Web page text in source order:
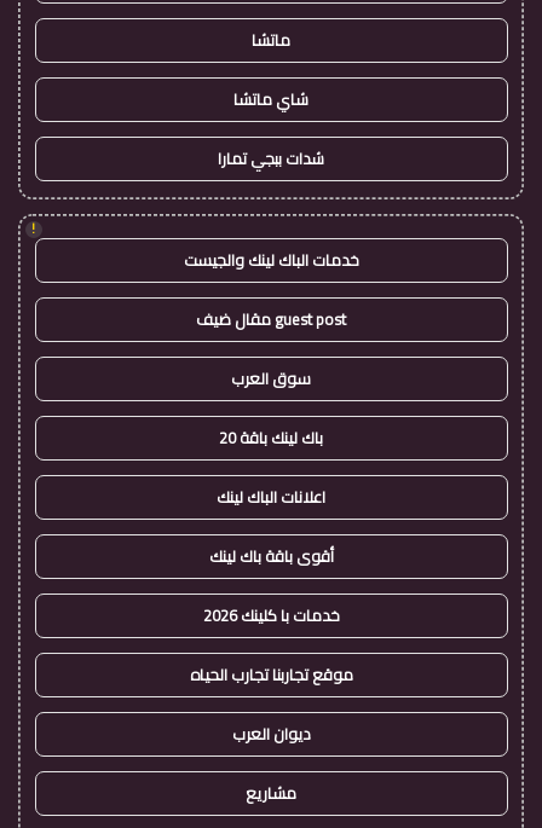
ماتشا
شاي ماتشا
شدات ببجي تمارا
!
خدمات الباك لينك والجيست
guest post مقال ضيف
سوق العرب
باك لينك باقة 20
اعلانات الباك لينك
أقوى باقة باك لينك
خدمات با كلينك 2026
موقع تجاربنا تجارب الحياه
ديوان العرب
مشاريع